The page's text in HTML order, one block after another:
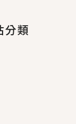
！有機會獲得
二婚嫁大佬
炎熱的夏日、
費洛蒙體質
上班族買了房
中都有一個連
分類